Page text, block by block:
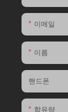
이메일
이름
핸드폰
함유량